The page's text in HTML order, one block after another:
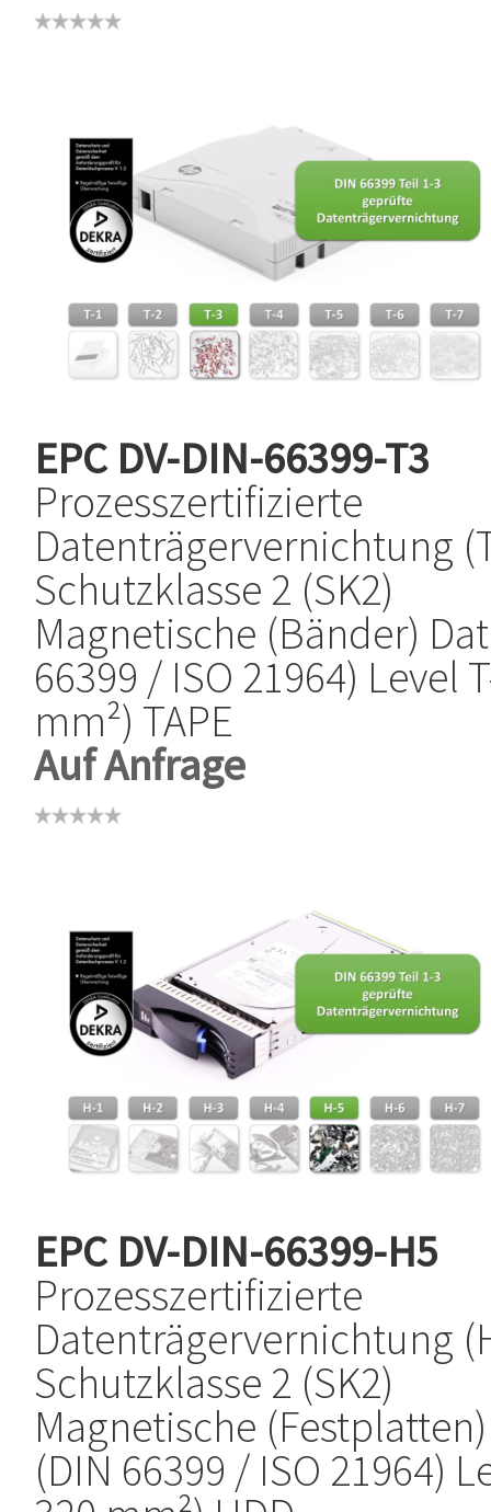
EPC DV-DIN-66399-T3
Prozesszertifizierte
Datenträgervernichtung
Schutzklasse 2 (SK2)
Magnetische (Bänder)
66399 / ISO 21964) Level
mm²) TAPE
Auf Anfrage
EPC DV-DIN-66399-H5
Prozesszertifizierte
Datenträgervernichtung
Schutzklasse 2 (SK2)
Magnetische
(DIN 66399 / ISO 21964)